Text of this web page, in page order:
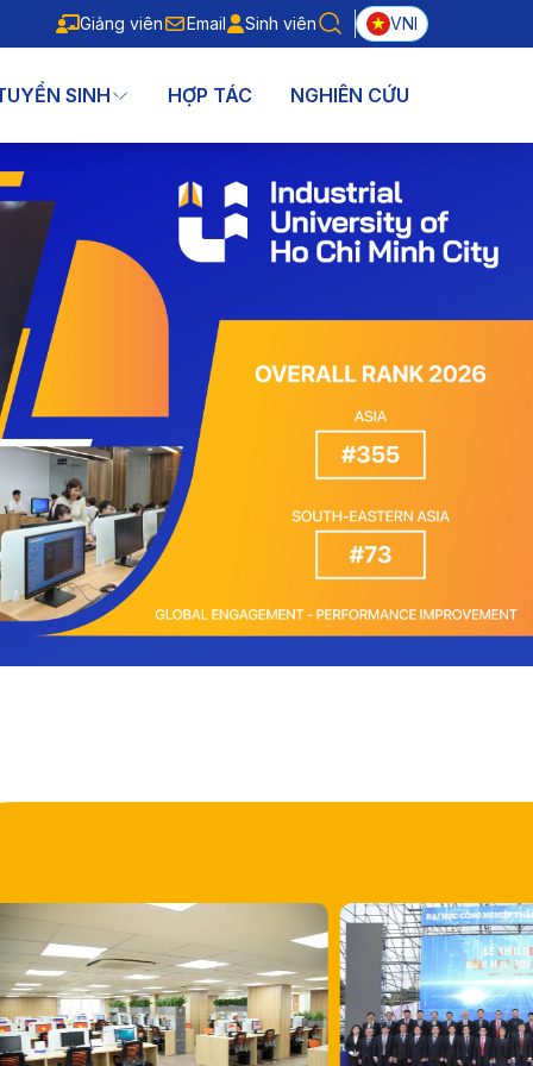
Giảng viên
Giảng viên
Email
Email
Sinh viên
Sinh viên
VNI
SINH HỢP TÁC NGHIÊN CỨU